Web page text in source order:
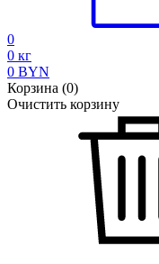
0
0 кг
0 BYN
Корзина (0)
Очистить корзину